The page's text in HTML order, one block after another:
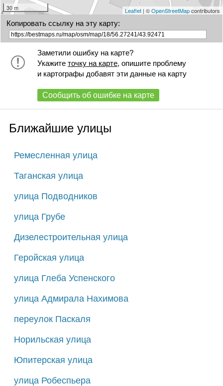
30 m Leaflet| ©OpenStreetMapcontributors
Копировать ссылку на эту карту:
Заметили ошибку на карте?
Укажите точку на карте, опишите проблему
и картографы добавят эти данные на карту
Сообщить об ошибке на карте
Ближайшие улицы
Ремесленная улица
Таганская улица
улица Подводников
улица Грубе
Дизелестроительная улица
Геройская улица
улица Глеба Успенского
улица Адмирала Нахимова
переулок Паскаля
Норильская улица
Юпитерская улица
улица Робеспьера